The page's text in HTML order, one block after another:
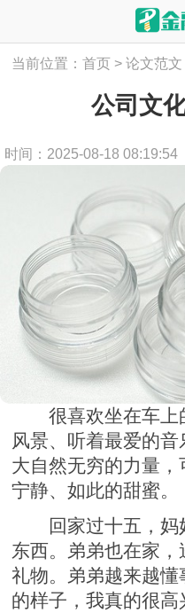
当前位置：首页 > 论文范文
公司文
时间：2025-08-18 08:19:54
很喜欢坐在车
风景、听着最爱的
大自然无穷的力量
宁静、如此的甜蜜。
回家过十五，
东西。弟弟也在家
礼物。弟弟越来越
的样子，我真的很